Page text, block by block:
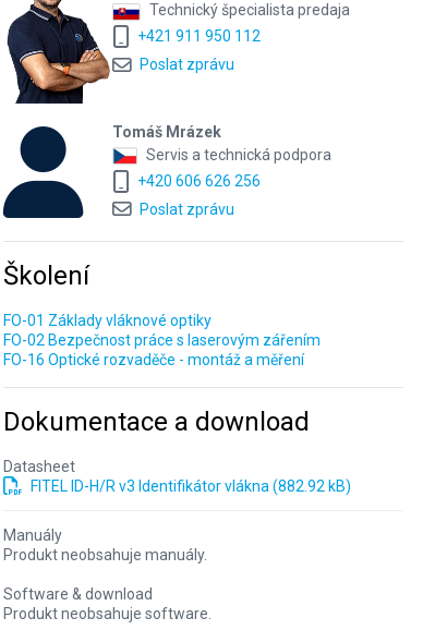
Technický špecialista predaja
+421 911 950 112
Poslat zprávu
Tomáš Mrázek
Servis a technická podpora
+420 606 626 256
Poslat zprávu
Školení
FO-01 Základy vláknové optiky
FO-02 Bezpečnost práce s laserovým zářením
FO-16 Optické rozvaděče - montáž a měření
Dokumentace a download
Datasheet
FITEL ID-H/R v3 Identifikátor vlákna (882.92 kB)
Manuály
Produkt neobsahuje manuály.
Software & download
Produkt neobsahuje software.